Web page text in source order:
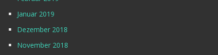
Januar 2019
Dezember 2018
November 2018